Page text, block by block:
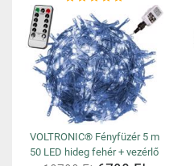
VOLTRONIC® Fényfüzér 5 m
50 LED hideg fehér + vezérlő